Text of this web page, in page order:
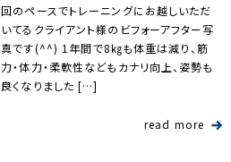
回のペースでトレーニングにお越しいただ
いてるクライアント様のビフォーアフター写
真です(^^) 1年間で8㎏も体重は減り、筋
力・体力・柔軟性などもカナリ向上、姿勢も
良くなりました […]
read more